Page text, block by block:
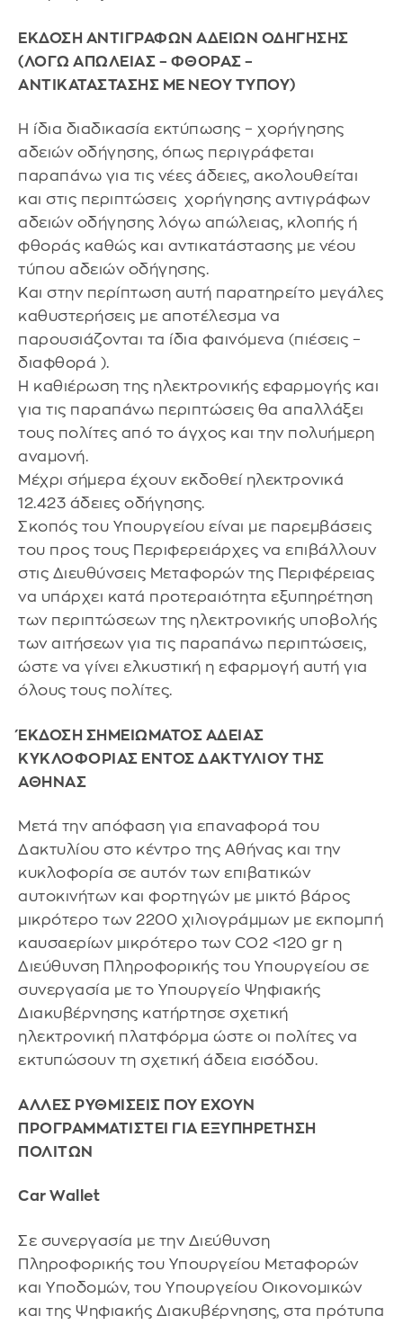
ΕΚΔΟΣΗ ΑΝΤΙΓΡΑΦΩΝ ΑΔΕΙΩΝ ΟΔΗΓΗΣΗΣ
(ΛΟΓΩ ΑΠΩΛΕΙΑΣ – ΦΘΟΡΑΣ –
ΑΝΤΙΚΑΤΑΣΤΑΣΗΣ ΜΕ ΝΕΟΥ ΤΥΠΟΥ)
Η ίδια διαδικασία εκτύπωσης – χορήγησης
αδειών οδήγησης, όπως περιγράφεται
παραπάνω για τις νέες άδειες, ακολουθείται
και στις περιπτώσεις χορήγησης αντιγράφων
αδειών οδήγησης λόγω απώλειας, κλοπής ή
φθοράς καθώς και αντικατάστασης με νέου
τύπου αδειών οδήγησης.
Και στην περίπτωση αυτή παρατηρείτο μεγάλες
καθυστερήσεις με αποτέλεσμα να
παρουσιάζονται τα ίδια φαινόμενα (πιέσεις –
διαφθορά ).
Η καθιέρωση της ηλεκτρονικής εφαρμογής και
για τις παραπάνω περιπτώσεις θα απαλλάξει
τους πολίτες από το άγχος και την πολυήμερη
αναμονή.
Μέχρι σήμερα έχουν εκδοθεί ηλεκτρονικά
12.423 άδειες οδήγησης.
Σκοπός του Υπουργείου είναι με παρεμβάσεις
του προς τους Περιφερειάρχες να επιβάλλουν
στις Διευθύνσεις Μεταφορών της Περιφέρειας
να υπάρχει κατά προτεραιότητα εξυπηρέτηση
των περιπτώσεων της ηλεκτρονικής υποβολής
των αιτήσεων για τις παραπάνω περιπτώσεις,
ώστε να γίνει ελκυστική η εφαρμογή αυτή για
όλους τους πολίτες.
ΈΚΔΟΣΗ ΣΗΜΕΙΩΜΑΤΟΣ ΑΔΕΙΑΣ
ΚΥΚΛΟΦΟΡΙΑΣ ΕΝΤΟΣ ΔΑΚΤΥΛΙΟΥ ΤΗΣ
ΑΘΗΝΑΣ
Μετά την απόφαση για επαναφορά του
Δακτυλίου στο κέντρο της Αθήνας και την
κυκλοφορία σε αυτόν των επιβατικών
αυτοκινήτων και φορτηγών με μικτό βάρος
μικρότερο των 2200 χιλιογράμμων με εκπομπή
καυσαερίων μικρότερο των CO2 <120 gr η
Διεύθυνση Πληροφορικής του Υπουργείου σε
συνεργασία με το Υπουργείο Ψηφιακής
Διακυβέρνησης κατήρτησε σχετική
ηλεκτρονική πλατφόρμα ώστε οι πολίτες να
εκτυπώσουν τη σχετική άδεια εισόδου.
ΑΛΛΕΣ ΡΥΘΜΙΣΕΙΣ ΠΟΥ ΕΧΟΥΝ
ΠΡΟΓΡΑΜΜΑΤΙΣΤΕΙ ΓΙΑ ΕΞΥΠΗΡΕΤΗΣΗ
ΠΟΛΙΤΩΝ
Car Wallet
Σε συνεργασία με την Διεύθυνση
Πληροφορικής του Υπουργείου Μεταφορών
και Υποδομών, του Υπουργείου Οικονομικών
και της Ψηφιακής Διακυβέρνησης, στα πρότυπα